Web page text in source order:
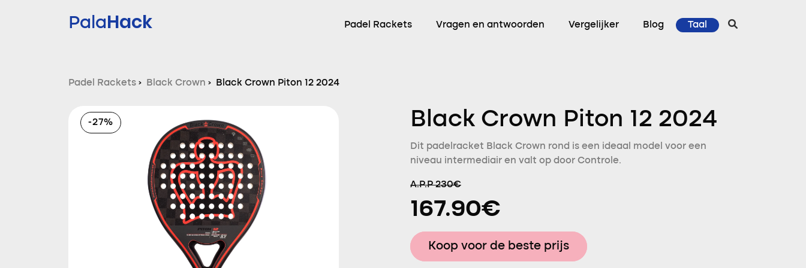
PalaHack Padel Rackets Vragen en antwoorden Vergelijker Blog Taal
Padel Rackets › Black Crown › Black Crown Piton 12 2024
-27% Black Crown Piton 12 2024
Dit padelracket Black Crown rond is een ideaal model voor een
niveau intermediair en valt op door Controle.
A.P.P 230€
167.90€
Koop voor de beste prijs